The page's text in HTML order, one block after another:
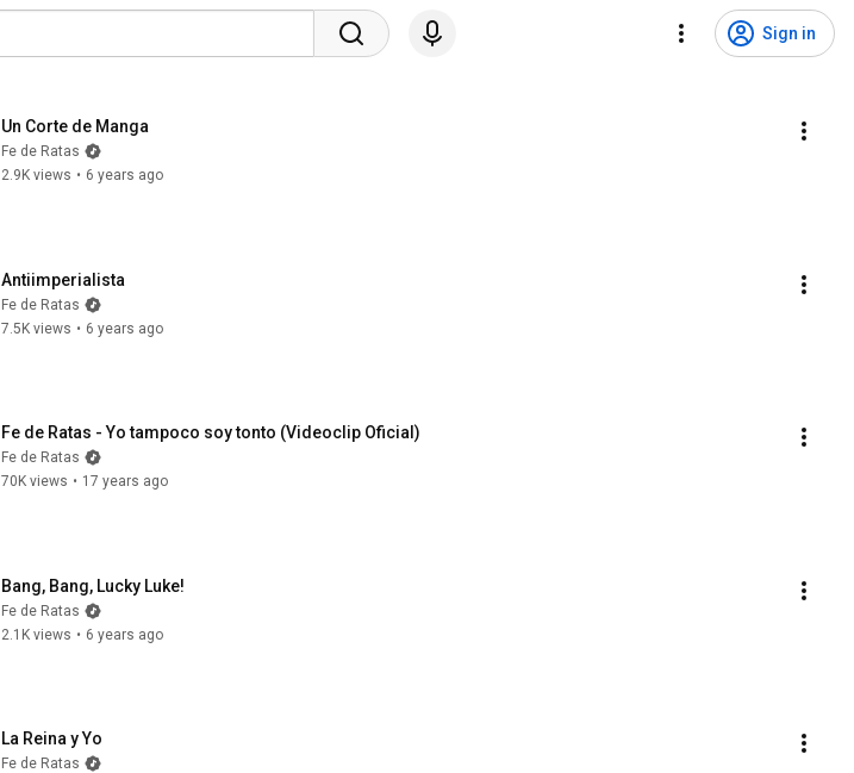
Sign in
Un Corte de Manga
Fe de Ratas
2.9K views • 6 years ago
Antiimperialista
Fe de Ratas
7.5K views • 6 years ago
Fe de Ratas - Yo tampoco soy tonto (Videoclip Oficial)
Fe de Ratas
70K views • 17 years ago
Bang, Bang, Lucky Luke!
Fe de Ratas
2.1K views • 6 years ago
La Reina y Yo
Fe de Ratas